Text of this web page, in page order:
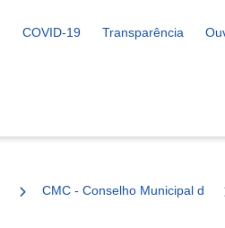
COVID-19 Transparência
CMC - Conselho Municipal de